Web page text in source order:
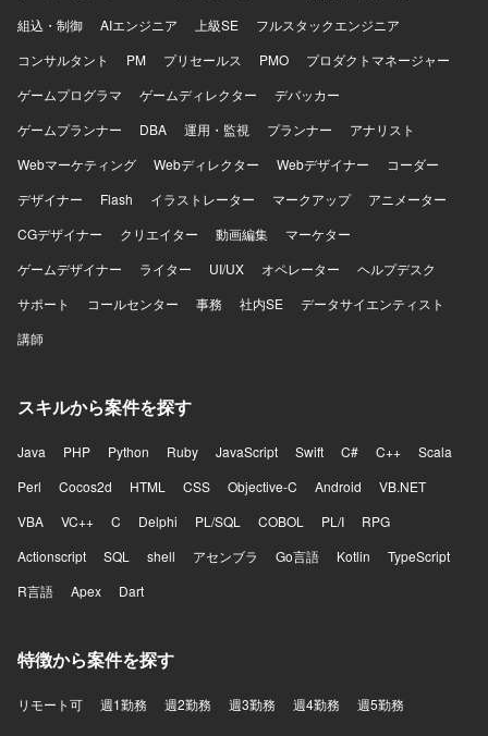
組込・制御
AIエンジニア 上級SE
フルスタックエンジニア
コンサルタント
PM プリセールス PMO
プロダクトマネージャー
ゲームプログラマ
ゲームディレクター
デバッカー
ゲームプランナー
DBA 運用・監視 プランナー
アナリスト
Webマーケティング
Webディレクター Webデザイナー
コーダー
デザイナー
Flash イラストレーター マークアップ
アニメーター
CGデザイナー
クリエイター 動画編集
マーケター
ゲームデザイナー
ライター UI/UX オペレーター
ヘルプデスク
サポート
コールセンター 事務 社内SE
データサイエンティスト
講師
スキルから案件を探す
Java PHP Python Ruby JavaScript Swift C# C++
Scala
Perl
Cocos2d HTML CSS Objective-C Android
VB.NET
VBA
VC++ C Delphi PL/SQL COBOL PL/I
RPG
Actionscript
SQL shell アセンブラ Go言語 Kotlin
TypeScript
R言語
Apex Dart
特徴から案件を探す
リモート可 週1勤務 週2勤務 週3勤務 週4勤務 週5勤務